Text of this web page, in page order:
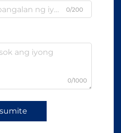
0/200
0/1000